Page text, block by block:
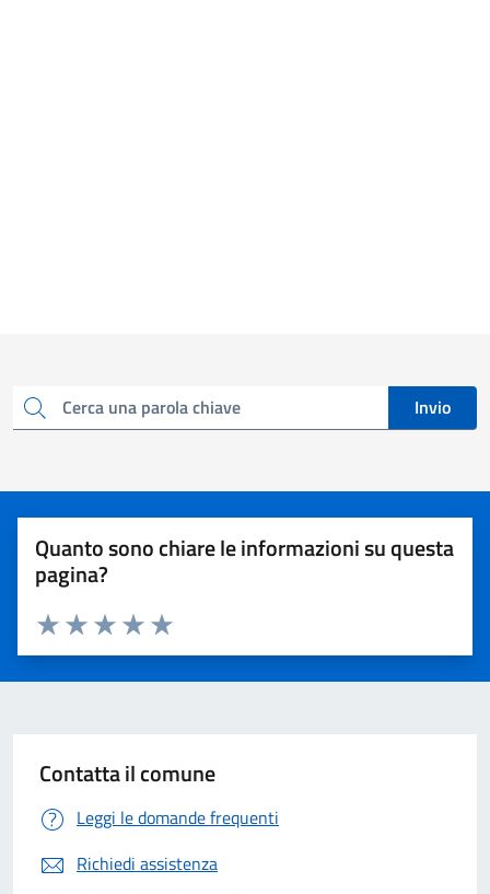
Cerca una parola chiave Invio
Quanto sono chiare le informazioni su questa
pagina?
Valuta 5 stelle su 5
Valuta 4 stelle su 5
Valuta 3 stelle su 5
Valuta 2 stelle su 5
Valuta 1 stelle su 5
Contatta il comune
Leggi le domande frequenti
Richiedi assistenza